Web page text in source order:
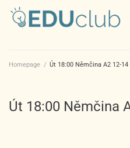
Homepage / Út 18:00 Němčina A2 12-14
Út 18:00 Němčina